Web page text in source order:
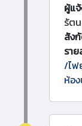
ผู้แ
รัต
สัง
ราย
/ไฟ
ห้อ